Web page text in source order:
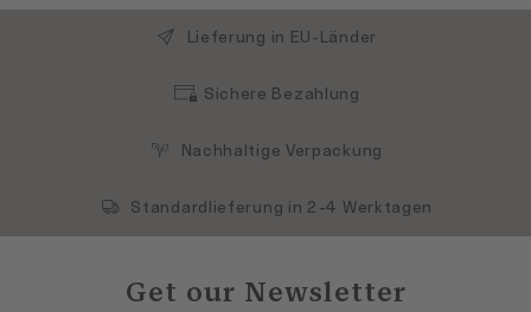
Lieferung in EU-Länder
Sichere Bezahlung
Nachhaltige Verpackung
Standardlieferung in 2-4 Werktagen
Get our Newsletter